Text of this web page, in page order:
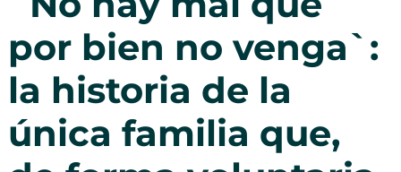
por bien no venga`:
la historia de la
única familia que,